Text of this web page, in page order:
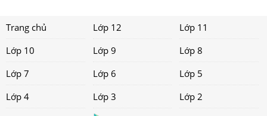
Trang chủ Lớp 12
Lớp 11
Lớp 10
Lớp 9
Lớp 8
Lớp 7
Lớp 6
Lớp 5
Lớp 4
Lớp 3
Lớp 2